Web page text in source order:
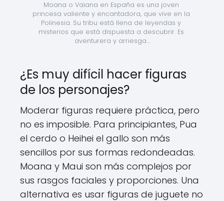
Moana o Vaiana en España es una joven
princesa valiente y encantadora, que vive en la
Polinesia. Su tribu está llena de leyendas y
misterios que está dispuesta a descubrir. Es
aventurera y arriesga…
¿Es muy difícil hacer figuras
de los personajes?
Moderar figuras requiere práctica, pero
no es imposible. Para principiantes, Pua
el cerdo o Heihei el gallo son más
sencillos por sus formas redondeadas.
Moana y Maui son más complejos por
sus rasgos faciales y proporciones. Una
alternativa es usar figuras de juguete no